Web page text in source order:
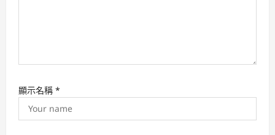
顯示名稱 *